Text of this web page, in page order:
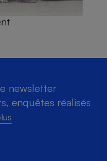
newsletter
enquêtes réalisés